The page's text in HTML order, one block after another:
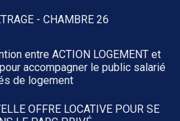
- CHAMBRE 26
entre ACTION LOGEMENT et
pour accompagner le public salarié
de logement
OFFRE LOCATIVE POUR SE